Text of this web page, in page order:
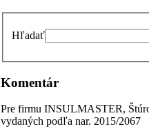
Hľadať
Komentár
Pre firmu INSULMASTER,
vydaných podľa nar. 2015/2067